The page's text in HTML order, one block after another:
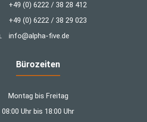
+49 (0) 6222 / 38 28 412
+49 (0) 6222 / 38 29 023
info@alpha-five.de
Bürozeiten
Montag bis Freitag
08:00 Uhr bis 18:00 Uhr